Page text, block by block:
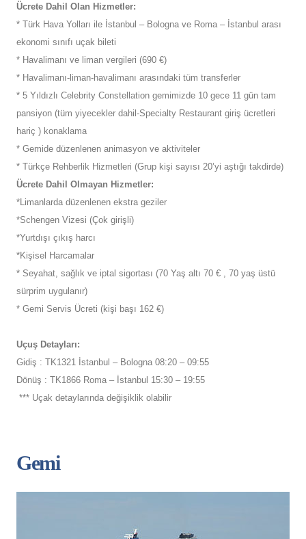
Ücrete Dahil Olan Hizmetler:
* Türk Hava Yolları ile İstanbul – Bologna ve Roma – İstanbul arası
ekonomi sınıfı uçak bileti
* Havalimanı ve liman vergileri (690 €)
* Havalimanı-liman-havalimanı arasındaki tüm transferler
* 5 Yıldızlı Celebrity Constellation gemimizde 10 gece 11 gün tam
pansiyon (tüm yiyecekler dahil-Specialty Restaurant giriş ücretleri
hariç ) konaklama
* Gemide düzenlenen animasyon ve aktiviteler
* Türkçe Rehberlik Hizmetleri (Grup kişi sayısı 20’yi aştığı takdirde)
Ücrete Dahil Olmayan Hizmetler:
*Limanlarda düzenlenen ekstra geziler
*Schengen Vizesi (Çok girişli)
*Yurtdışı çıkış harcı
*Kişisel Harcamalar
* Seyahat, sağlık ve iptal sigortası (70 Yaş altı 70 € , 70 yaş üstü
sürprim uygulanır)
* Gemi Servis Ücreti (kişi başı 162 €)
Uçuş Detayları:
Gidiş : TK1321 İstanbul – Bologna 08:20 – 09:55
Dönüş : TK1866 Roma – İstanbul 15:30 – 19:55
*** Uçak detaylarında değişiklik olabilir
Gemi